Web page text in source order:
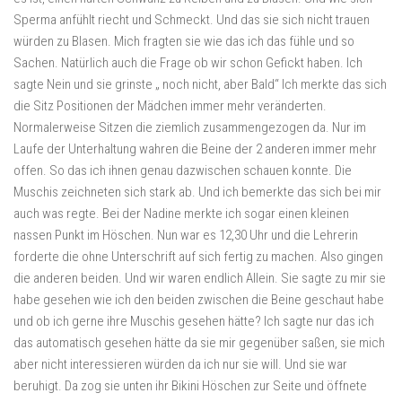
Sperma anfühlt riecht und Schmeckt. Und das sie sich nicht trauen
würden zu Blasen. Mich fragten sie wie das ich das fühle und so
Sachen. Natürlich auch die Frage ob wir schon Gefickt haben. Ich
sagte Nein und sie grinste „ noch nicht, aber Bald“ Ich merkte das sich
die Sitz Positionen der Mädchen immer mehr veränderten.
Normalerweise Sitzen die ziemlich zusammengezogen da. Nur im
Laufe der Unterhaltung wahren die Beine der 2 anderen immer mehr
offen. So das ich ihnen genau dazwischen schauen konnte. Die
Muschis zeichneten sich stark ab. Und ich bemerkte das sich bei mir
auch was regte. Bei der Nadine merkte ich sogar einen kleinen
nassen Punkt im Höschen. Nun war es 12,30 Uhr und die Lehrerin
forderte die ohne Unterschrift auf sich fertig zu machen. Also gingen
die anderen beiden. Und wir waren endlich Allein. Sie sagte zu mir sie
habe gesehen wie ich den beiden zwischen die Beine geschaut habe
und ob ich gerne ihre Muschis gesehen hätte? Ich sagte nur das ich
das automatisch gesehen hätte da sie mir gegenüber saßen, sie mich
aber nicht interessieren würden da ich nur sie will. Und sie war
beruhigt. Da zog sie unten ihr Bikini Höschen zur Seite und öffnete